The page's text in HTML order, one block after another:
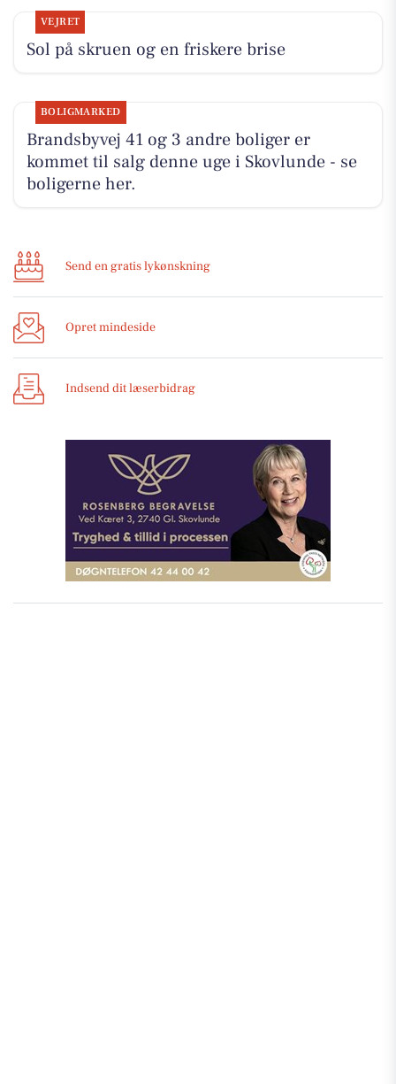
VEJRET
Sol på skruen og en friskere brise
BOLIGMARKED
Brandsbyvej 41 og 3 andre boliger er
kommet til salg denne uge i Skovlunde - se
boligerne her.
Send en gratis lykønskning
Opret mindeside
Indsend dit læserbidrag